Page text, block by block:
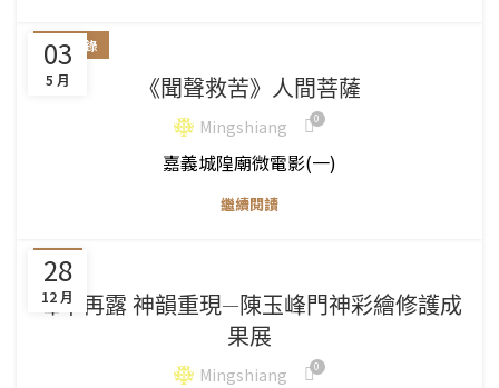
03
5 月
影片紀錄
《聞聲救苦》人間菩薩
Mingshiang 0
嘉義城隍廟微電影(一)
繼續閱讀
28
12 月
展覽
峰華再露 神韻重現—陳玉峰門神彩繪修護成
果展
Mingshiang 0